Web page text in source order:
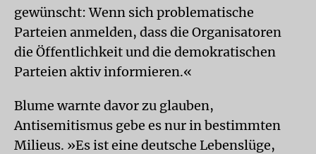
gewünscht: Wenn sich problematische
Parteien anmelden, dass die Organisatoren
die Öffentlichkeit und die demokratischen
Parteien aktiv informieren.«
Blume warnte davor zu glauben,
Antisemitismus gebe es nur in bestimmten
Milieus. »Es ist eine deutsche Lebenslüge,